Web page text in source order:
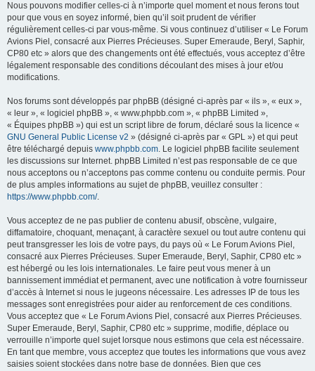
Nous pouvons modifier celles-ci à n’importe quel moment et nous ferons tout
pour que vous en soyez informé, bien qu’il soit prudent de vérifier
régulièrement celles-ci par vous-même. Si vous continuez d’utiliser « Le Forum
Avions Piel, consacré aux Pierres Précieuses. Super Emeraude, Beryl, Saphir,
CP80 etc » alors que des changements ont été effectués, vous acceptez d’être
légalement responsable des conditions découlant des mises à jour et/ou
modifications.
Nos forums sont développés par phpBB (désigné ci-après par « ils », « eux »,
« leur », « logiciel phpBB », « www.phpbb.com », « phpBB Limited »,
« Équipes phpBB ») qui est un script libre de forum, déclaré sous la licence «
GNU General Public License v2 » (désigné ci-après par « GPL ») et qui peut
être téléchargé depuis www.phpbb.com. Le logiciel phpBB facilite seulement
les discussions sur Internet. phpBB Limited n’est pas responsable de ce que
nous acceptons ou n’acceptons pas comme contenu ou conduite permis. Pour
de plus amples informations au sujet de phpBB, veuillez consulter :
https://www.phpbb.com/.
Vous acceptez de ne pas publier de contenu abusif, obscène, vulgaire,
diffamatoire, choquant, menaçant, à caractère sexuel ou tout autre contenu qui
peut transgresser les lois de votre pays, du pays où « Le Forum Avions Piel,
consacré aux Pierres Précieuses. Super Emeraude, Beryl, Saphir, CP80 etc »
est hébergé ou les lois internationales. Le faire peut vous mener à un
bannissement immédiat et permanent, avec une notification à votre fournisseur
d’accès à Internet si nous le jugeons nécessaire. Les adresses IP de tous les
messages sont enregistrées pour aider au renforcement de ces conditions.
Vous acceptez que « Le Forum Avions Piel, consacré aux Pierres Précieuses.
Super Emeraude, Beryl, Saphir, CP80 etc » supprime, modifie, déplace ou
verrouille n’importe quel sujet lorsque nous estimons que cela est nécessaire.
En tant que membre, vous acceptez que toutes les informations que vous avez
saisies soient stockées dans notre base de données. Bien que ces